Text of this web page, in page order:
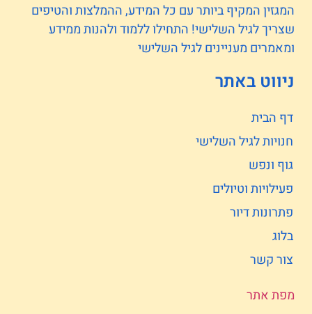
המגזין המקיף ביותר עם כל המידע, ההמלצות והטיפים
שצריך לגיל השלישי! התחילו ללמוד ולהנות ממידע
ומאמרים מעניינים לגיל השלישי
ניווט באתר
דף הבית
חנויות לגיל השלישי
גוף ונפש
פעילויות וטיולים
פתרונות דיור
בלוג
צור קשר
מפת אתר